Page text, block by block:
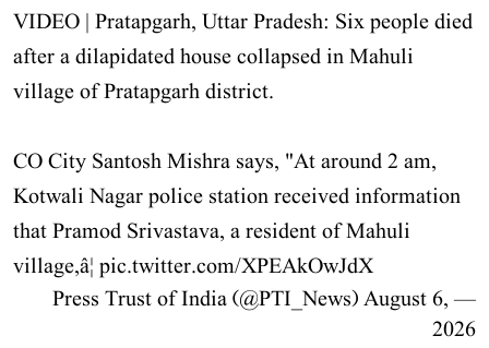
VIDEO | Pratapgarh, Uttar Pradesh: Six people died
after a dilapidated house collapsed in Mahuli
village of Pratapgarh district.
CO City Santosh Mishra says, "At around 2 am,
Kotwali Nagar police station received information
that Pramod Srivastava, a resident of Mahuli
village,â¦ pic.twitter.com/XPEAkOwJdX
— Press Trust of India (@PTI_News)
August 6,
2026